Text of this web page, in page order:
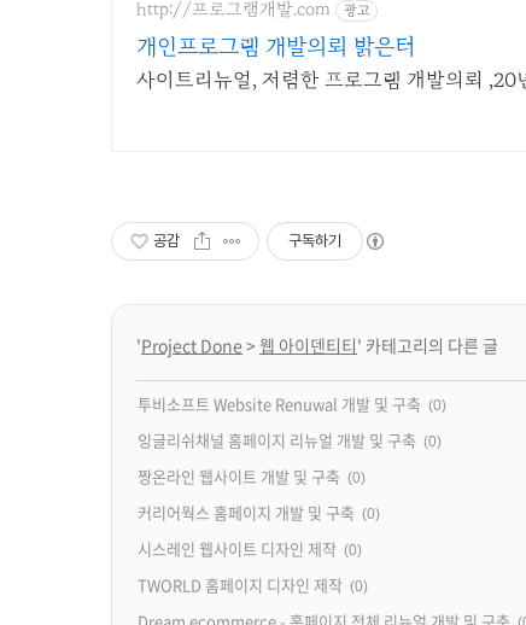
http://프로그램개발.com 광고
개인프로그램 개발의뢰 밝은터
사이트리뉴얼, 저렴한 프로그램 개발의뢰 ,20
공감 구독하기
'Project Done > 웹 아이덴티티' 카테고리의 다른 글
투비소프트 Website Renuwal 개발 및 구축 (0)
잉글리쉬채널 홈페이지 리뉴얼 개발 및 구축 (0)
짱온라인 웹사이트 개발 및 구축 (0)
커리어웍스 홈페이지 개발 및 구축 (0)
시스레인 웹사이트 디자인 제작 (0)
TWORLD 홈페이지 디자인 제작 (0)